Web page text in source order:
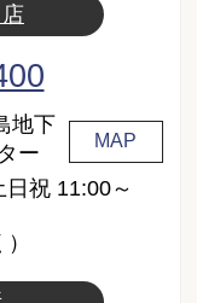
地下
ー
MAP
祝 11:00～